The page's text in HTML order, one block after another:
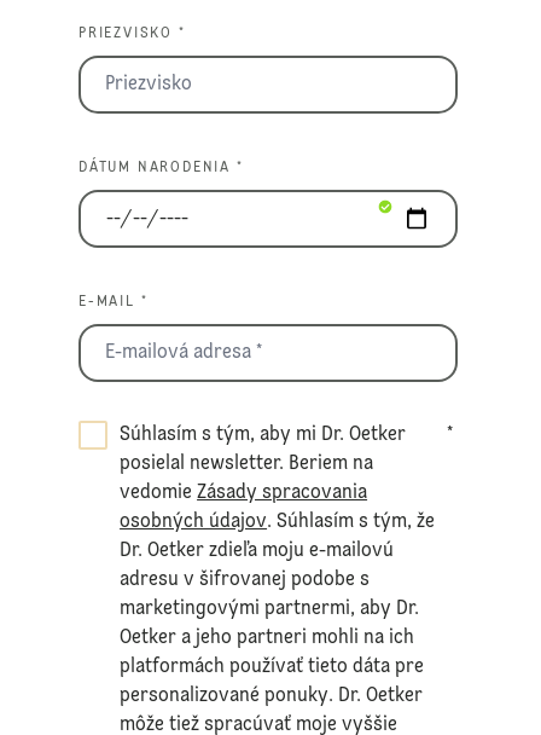
PRIEZVISKO *
DÁTUM NARODENIA *
E-MAIL *
Súhlasím s tým, aby mi Dr. Oetker
posielal newsletter. Beriem na
vedomieZásady spracovania
osobných údajov. Súhlasím s tým, že
Dr. Oetker zdieľa moju e-mailovú
adresu v šifrovanej podobe s
marketingovými partnermi, aby Dr.
Oetker a jeho partneri mohli na ich
platformách používať tieto dáta pre
personalizované ponuky. Dr. Oetker
môže tiež spracúvať moje vyššie
*